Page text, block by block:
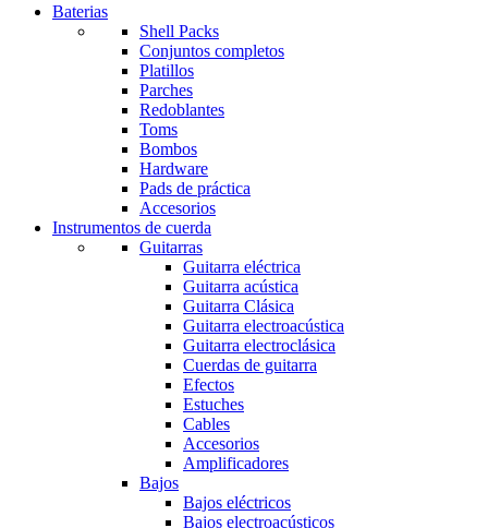
Baterias
Shell Packs
Conjuntos completos
Platillos
Parches
Redoblantes
Toms
Bombos
Hardware
Pads de práctica
Accesorios
Instrumentos de cuerda
Guitarras
Guitarra eléctrica
Guitarra acústica
Guitarra Clásica
Guitarra electroacústica
Guitarra electroclásica
Cuerdas de guitarra
Efectos
Estuches
Cables
Accesorios
Amplificadores
Bajos
Bajos eléctricos
Bajos electroacústicos